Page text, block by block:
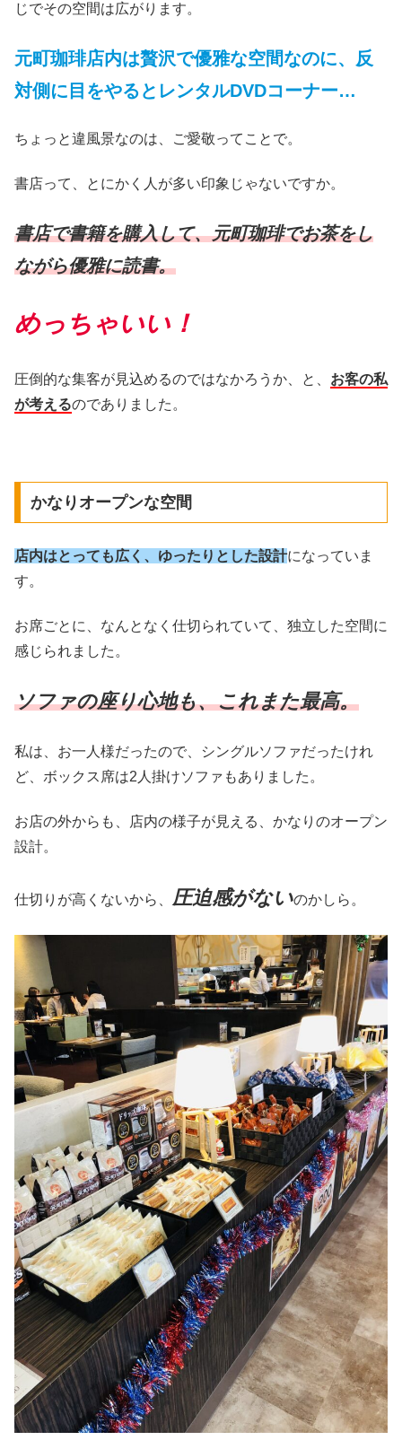
じでその空間は広がります。
元町珈琲店内は贅沢で優雅な空間なのに、反
対側に目をやるとレンタルDVDコーナー…
ちょっと違風景なのは、ご愛敬ってことで。
書店って、とにかく人が多い印象じゃないですか。
書店で書籍を購入して、元町珈琲でお茶をし
ながら優雅に読書。
めっちゃいい！
圧倒的な集客が見込めるのではなかろうか、と、 お客の私
が考えるのでありました。
かなりオープンな空間
店内はとっても広く、ゆったりとした設計になっていま
す。
お席ごとに、なんとなく仕切られていて、独立した空間に
感じられました。
ソファの座り心地も、これまた最高。
私は、お一人様だったので、シングルソファだったけれ
ど、ボックス席は2人掛けソファもありました。
お店の外からも、店内の様子が見える、かなりのオープン
設計。
仕切りが高くないから、 圧迫感がないのかしら。